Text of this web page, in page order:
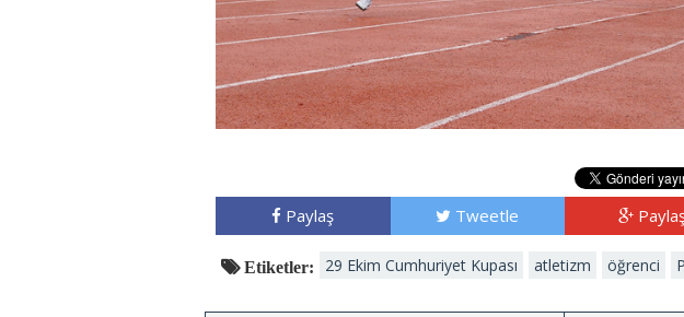
Paylaş Tweetle
Etiketler: 29 Ekim Cumhuriyet Kupası atletizm öğrenci